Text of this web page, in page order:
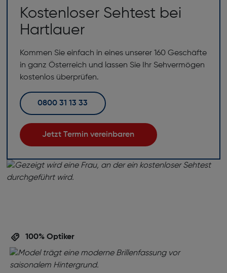
Kostenloser Sehtest bei
Hartlauer
Kommen Sie einfach in eines unserer 160 Geschäfte
in ganz Österreich und lassen Sie Ihr Sehvermögen
kostenlos überprüfen.
0800 31 13 33
Jetzt Termin vereinbaren
100% Optiker